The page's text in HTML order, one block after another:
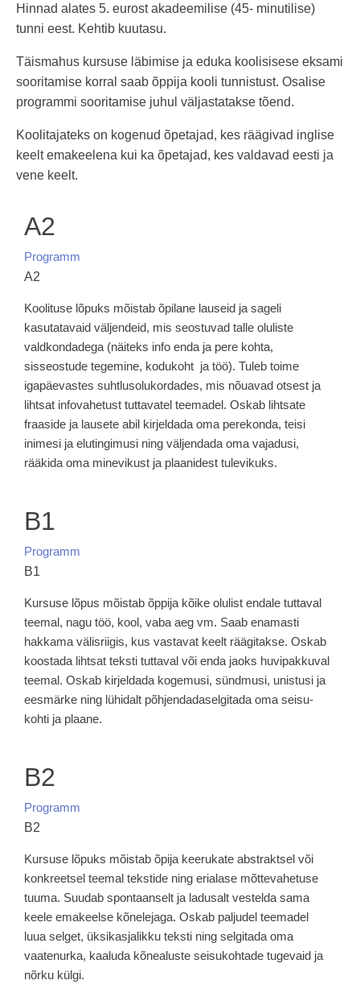
Hinnad alates 5. eurost akadeemilise (45- minutilise)
tunni eest. Kehtib kuutasu.
Täismahus kursuse läbimise ja eduka koolisisese eksami
sooritamise korral saab õppija kooli tunnistust. Osalise
programmi sooritamise juhul väljastatakse tõend.
Koolitajateks on kogenud õpetajad, kes räägivad inglise
keelt emakeelena kui ka õpetajad, kes valdavad eesti ja
vene keelt.
A2
Programm
A2
Koolituse lõpuks mõistab õpilane lauseid ja sageli
kasutatavaid väljendeid, mis seostuvad talle oluliste
valdkondadega (näiteks info enda ja pere kohta,
sisseostude tegemine, kodukoht ja töö). Tuleb toime
igapäevastes suhtlusolukordades, mis nõuavad otsest ja
lihtsat info­vahetust tuttavatel teemadel. Oskab lihtsate
fraaside ja lausete abil kirjeldada oma perekonda, teisi
inimesi ja elutingimusi ning väljendada oma vajadusi,
rääkida oma minevikust ja plaanidest tulevikuks.
B1
Programm
B1
Kursuse lõpus mõistab õppija kõike olulist endale tuttaval
teemal, nagu töö, kool, vaba aeg vm. Saab enamasti
hakkama välisriigis, kus vastavat keelt räägitakse. Oskab
koostada lihtsat teksti tuttaval või enda jaoks huvipakkuval
teemal. Oskab kirjeldada kogemusi, sündmusi, unis­tusi ja
eesmärke ning lühidalt põhjendadaselgitada oma seisu­
kohti ja plaane.
B2
Programm
B2
Kursuse lõpuks mõistab õpija keerukate abstraktsel või
konkreetsel teemal tekstide ning erialase mõttevahetuse
tuuma. Suu­dab spontaanselt ja ladusalt vestelda sama
keele emakeelse kõnele­jaga. Oskab palju­del teemadel
luua selget, üksikasjalikku teksti ning selgitada oma
vaatenurka, kaaluda kõnealuste seisukohtade tugevaid ja
nõrku külgi.